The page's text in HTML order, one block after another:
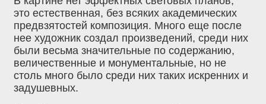
это естественная, без всяких академических
предвзятостей композиция. Много еще после
нее художник создал произведений, среди них
были весьма значительные по содержанию,
величественные и монументальные, но не
столь много было среди них таких искренних и
задушевных.